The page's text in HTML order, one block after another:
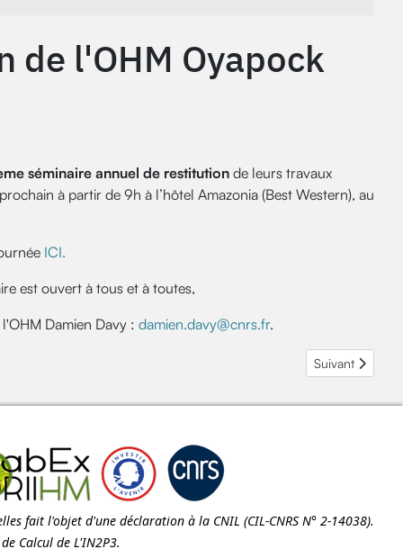
de l'OHM Oyapock
séminaire annuel de restitution de leurs travaux
prochain à partir de 9h à l’hôtel Amazonia (Best Western), au
ICI.
est ouvert à tous et à toutes,
Damien Davy : damien.davy@cnrs.fr.
Article suivant :
Suivant
fait l'objet d'une déclaration à la CNIL (CIL-CNRS N° 2-14038).
Calcul de L'IN2P3.